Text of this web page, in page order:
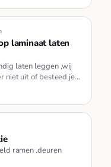
laminaat laten
laten leggen ,wij
niet uit of besteed je
ramen .deuren